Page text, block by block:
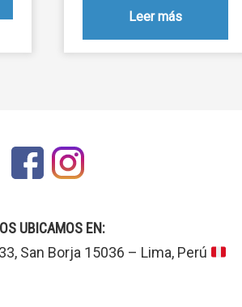
Leer más
UBICAMOS EN:
San Borja 15036 – Lima, Perú